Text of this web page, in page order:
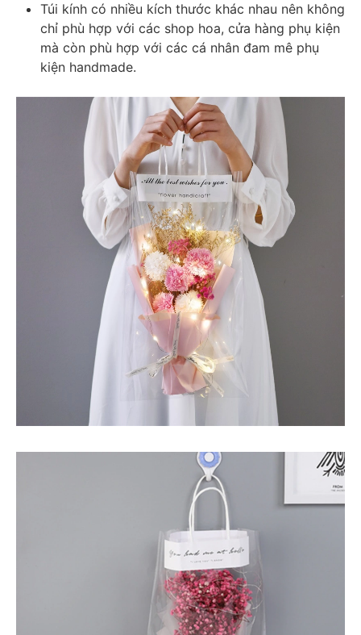
Túi kính có nhiều kích thước khác nhau nên không
chỉ phù hợp với các shop hoa, cửa hàng phụ kiện
mà còn phù hợp với các cá nhân đam mê phụ
kiện handmade.